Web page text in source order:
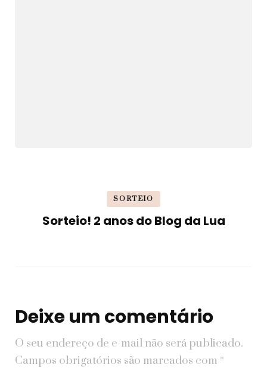
SORTEIO
Sorteio! 2 anos do Blog da Lua
Deixe um comentário
O seu endereço de e-mail não será publicado.
Campos obrigatórios são marcados com *